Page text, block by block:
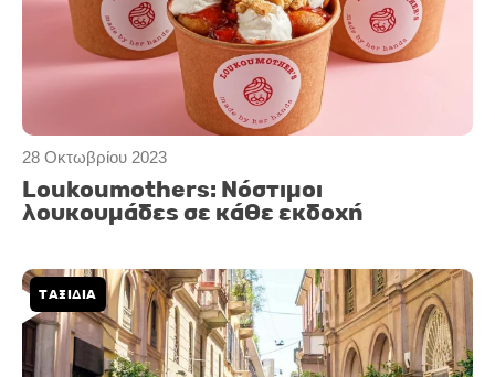
28 Οκτωβρίου 2023
Loukoumothers: Νόστιμοι
λουκουμάδες σε κάθε εκδοχή
ΤΑΞΙΔΙΑ